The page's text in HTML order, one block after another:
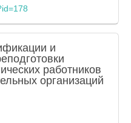
и
работников
организаций